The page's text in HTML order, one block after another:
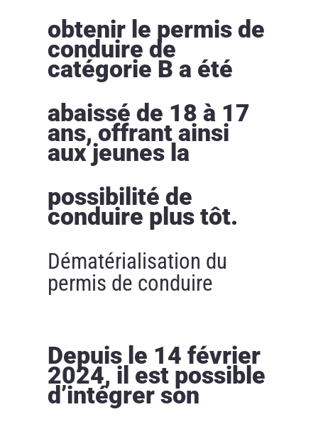
obtenir le permis de
conduire de
catégorie B a été
abaissé de 18 à 17
ans, offrant ainsi
aux jeunes la
possibilité de
conduire plus tôt.
Dématérialisation du
permis de conduire
Depuis le 14 février
2024, il est possible
d’intégrer son